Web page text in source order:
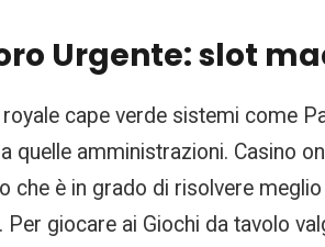
Urgente: slot
royale cape verde sistemi come
quelle amministrazioni. Casino
che è in grado di risolvere
Per giocare ai Giochi da tavolo